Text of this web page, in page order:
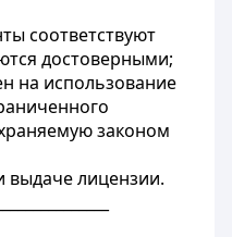
соответствуют
достоверными;
на использование
законом
выдаче лицензии.